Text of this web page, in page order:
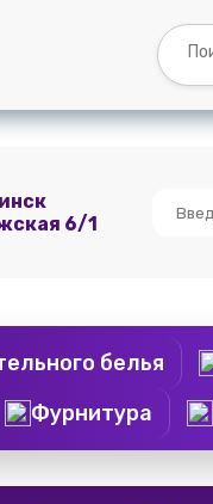
6/1
белья
Фурнитура